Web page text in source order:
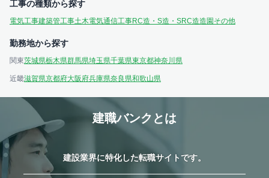
工事の種類から探す
電気工事建築管工事土木電気通信工事RC造・S造・SRC造造園 その他
勤務地から探す
関東茨城県栃木県群馬県埼玉県千葉県東京都神奈川県
近畿滋賀県京都府大阪府兵庫県奈良県和歌山県
建職バンクとは
建設業界に特化した転職サイトです。